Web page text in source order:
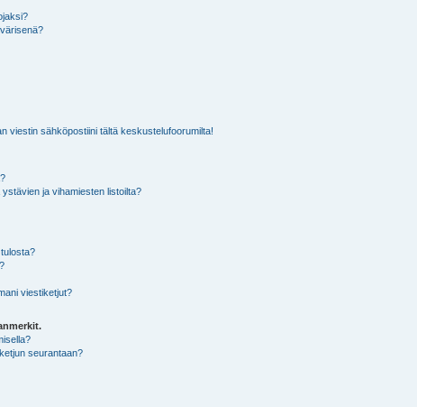
viestin sähköpostiini tältä keskustelufoorumilta!
ja vihamiesten listoilta?
viestiketjut?
seurantaan?